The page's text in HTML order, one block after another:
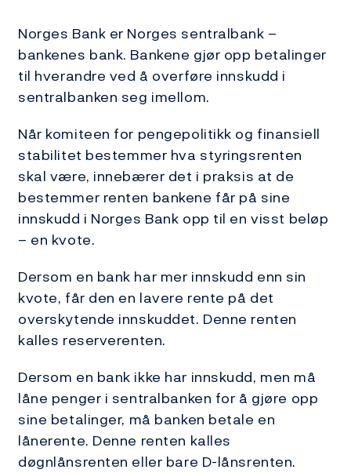
Norges Bank er Norges sentralbank –
bankenes bank. Bankene gjør opp betalinger
til hverandre ved å overføre innskudd i
sentralbanken seg imellom.
Når komiteen for pengepolitikk og finansiell
stabilitet bestemmer hva styringsrenten
skal være, innebærer det i praksis at de
bestemmer renten bankene får på sine
innskudd i Norges Bank opp til en visst beløp
– en kvote.
Dersom en bank har mer innskudd enn sin
kvote, får den en lavere rente på det
overskytende innskuddet. Denne renten
kalles reserverenten.
Dersom en bank ikke har innskudd, men må
låne penger i sentralbanken for å gjøre opp
sine betalinger, må banken betale en
lånerente. Denne renten kalles
døgnlånsrenten eller bare D-lånsrenten.